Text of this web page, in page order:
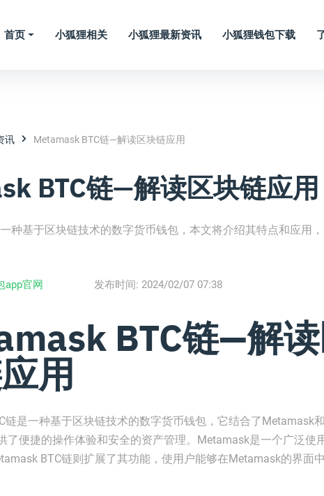
首页 小狐狸相关 小狐狸最新资讯 小狐狸钱包下载
讯 Metamask BTC链—解读区块链应用
BTC链—解读区块链应用
种基于区块链技术的数字货币钱包，本文将介绍其特点和应用
app官网 发布时间: 2024/02/07 07:38
BTC链—解
用
链是一种基于区块链技术的数字货币钱包，它结合了Metamask
了便捷的操作体验和安全的资产管理。Metamask是一个广泛使
BTC链则扩展了其功能，使用户能够在Metamask的界面